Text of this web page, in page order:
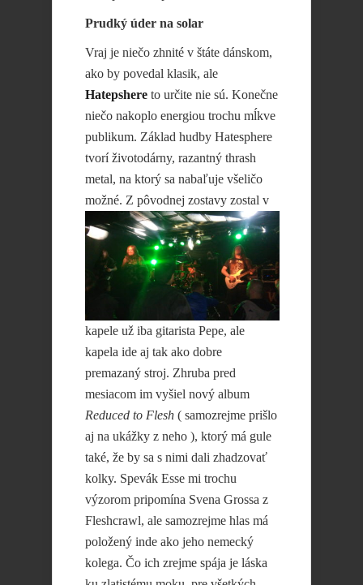
Prudký úder na solar
Vraj je niečo zhnité v štáte dánskom,
ako by povedal klasik, ale
Hatepshere to určite nie sú. Konečne
niečo nakoplo energiou trochu mĺkve
publikum. Základ hudby Hatesphere
tvorí životodárny, razantný thrash
metal, na ktorý sa nabaľuje všeličo
možné. Z pôvodnej zostavy zostal v
kapele už iba gitarista Pepe, ale
kapela ide aj tak ako dobre
premazaný stroj. Zhruba pred
mesiacom im vyšiel nový album
Reduced to Flesh ( samozrejme prišlo
aj na ukážky z neho ), ktorý má gule
také, že by sa s nimi dali zhadzovať
kolky. Spevák Esse mi trochu
výzorom pripomína Svena Grossa z
Fleshcrawl, ale samozrejme hlas má
položený inde ako jeho nemecký
kolega. Čo ich zrejme spája je láska